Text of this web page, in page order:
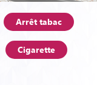
Arrêt tabac
Cigarette